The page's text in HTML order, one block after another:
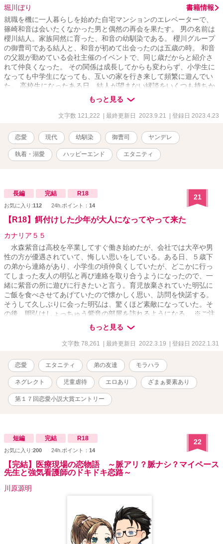
堀川ぼり
書籍情報
就職を機に一人暮らしを始めた自宅マンションのエレベーターで、
篠崎和音は会いたくなかった男と偶然の再会を果たす。 男の名前は
櫻川結人。家族同然に育った、和音の幼馴染である。 櫻川グループ
の御曹司である結人と、和音が初めて出会ったのは五歳の時。 和音
の父親が勤めている会社主催のイベントで、同じ歳だからと紹介さ
れて仲良くなった。 その関係は成長してからも変わらず、小学生に
なっても中学生になっても、互いの家を行き来して頻繁に遊んでい
た。 高校生になったある日、結人が望まない縁談をいくつも持ちか
けられて困っていることを知り、和音は女除けのための一時的な婚
約者になることを約束する。 仲の良い幼馴染を助けたい一心だった
が、婚約者となった事がきっかけで少しずつ二人の関係が変化して
動を制限するようになった結人。雑用を理由に毎日のように結人の
家に呼ばれ、婚約者だからと気まぐれに性処理までさせられる事も
あった。 そんな関係をどうにかして終わらせたいのに、父が勤めて
いた櫻川グループの御曹司である結人に逆らえず、その関係は大学
ど、話し合いをしても無意味だと決めつけて、逃げる形で半ば無理
矢理婚約を破棄したのだ。 そんな最悪な終わり方をした元婚約者
と、自宅マンションのエレベーター内でばったり鉢合わせてしまっ
た和音。 三年振りに再会した結人に「ちゃんと話したい」と逃げ場
れてしまった和音は再び結人と関係を持つことになってしまいーー
※ムーンライトノベルズ、pixivでも掲載しています
もっと見る
文字数 121,222 | 最終更新日 2023.9.21 | 登録日 2023.4.23
恋愛 現代 幼馴染 御曹司 ヤンデレ
執着・溺愛 ハッピーエンド エタニティ
長編 完結 R18
お気に入り:112 24h.ポイント： 14
21
【R18】餌付けした少年が大人になってやって来た
カナリア５５
水森紫音は高校を卒業してすぐ働き始めたが、会社では大卒や男
性の方が優遇されていて、悔しい思いをしている。ある日、５歳下
の弟から連絡があり、小学生の頃仲良くしていたが、どこかに行っ
てしまった友人の明弘と再び連絡を取り合うようになったので、一
緒に紫音の所に遊びに行きたいと言う。育児放棄されていた明弘に
ご飯を食べさせてあげていたので懐かしく思い、訪問を快諾する。
そうして久しぶりに会った明弘は、驚くほど素敵になっていた。そ
の後、明弘はしょっちゅう紫音の部屋を訪れるようになる。 ※ご注
意下さい※ ネグレクト、いじめ、児童虐待、モラハラ、セクハラ
表現があります。また、そういうタグから『ずっしりとした深い内
容の話』を期待される方もいらっしゃるかもしれませんが、詳細に
すが、予告なしでのエロシーンがあります。スピンオフで「これは
『同期だから』で済まされる事ですか？」があります。よろしけれ
ばそちらもお願いします。誤字脱字修正しましたが、まだ間違いが
ありましたら申し訳ございません。 ※第17回恋愛小説大賞にエント
リーしました。
もっと見る
文字数 78,261 | 最終更新日 2022.3.19 | 登録日 2022.1.31
恋愛 エタニティ 弟の友達 モラハラ
ネグレクト 児童虐待 エロあり ざまぁ要素あり
第１７回恋愛小説大賞エントリー
短編 完結 R18
お気に入り:200 24h.ポイント： 14
22
【完結】医療現場の恋物語 ～脈アリ？脈ナシ？マイペース
先生と強気看護師のドキドキ恋路～
川原源明